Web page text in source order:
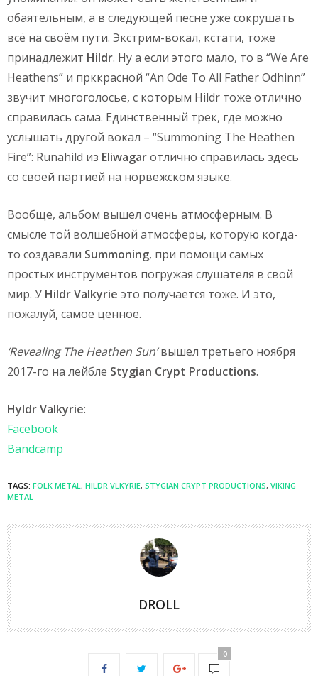
обаятельным, а в следующей песне уже сокрушать
всё на своём пути. Экстрим-вокал, кстати, тоже
принадлежит Hildr. Ну а если этого мало, то в “We Are
Heathens” и прккрасной “An Ode To All Father Odhinn”
звучит многоголосье, с которым Hildr тоже отлично
справилась сама. Единственный трек, где можно
услышать другой вокал – “Summoning The Heathen
Fire”: Runahild из Eliwagarотлично справилась здесь
со своей партией на норвежском языке.
Вообще, альбом вышел очень атмосферным. В
смысле той волшебной атмосферы, которую когда-
то создавали Summoning, при помощи самых
простых инструментов погружая слушателя в свой
мир. У Hildr Valkyrie это получается тоже. И это,
пожалуй, самое ценное.
‘Revealing The Heathen Sun’вышел третьего ноября
2017-го на лейбле Stygian Crypt Productions.
Hyldr Valkyrie:
Facebook
Bandcamp
TAGS: FOLK METAL, HILDR VLKYRIE, STYGIAN CRYPT PRODUCTIONS, VIKING
METAL
DROLL
0